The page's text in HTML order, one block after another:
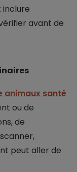
inclure
avant de
animaux santé
ou de
de
peut aller de